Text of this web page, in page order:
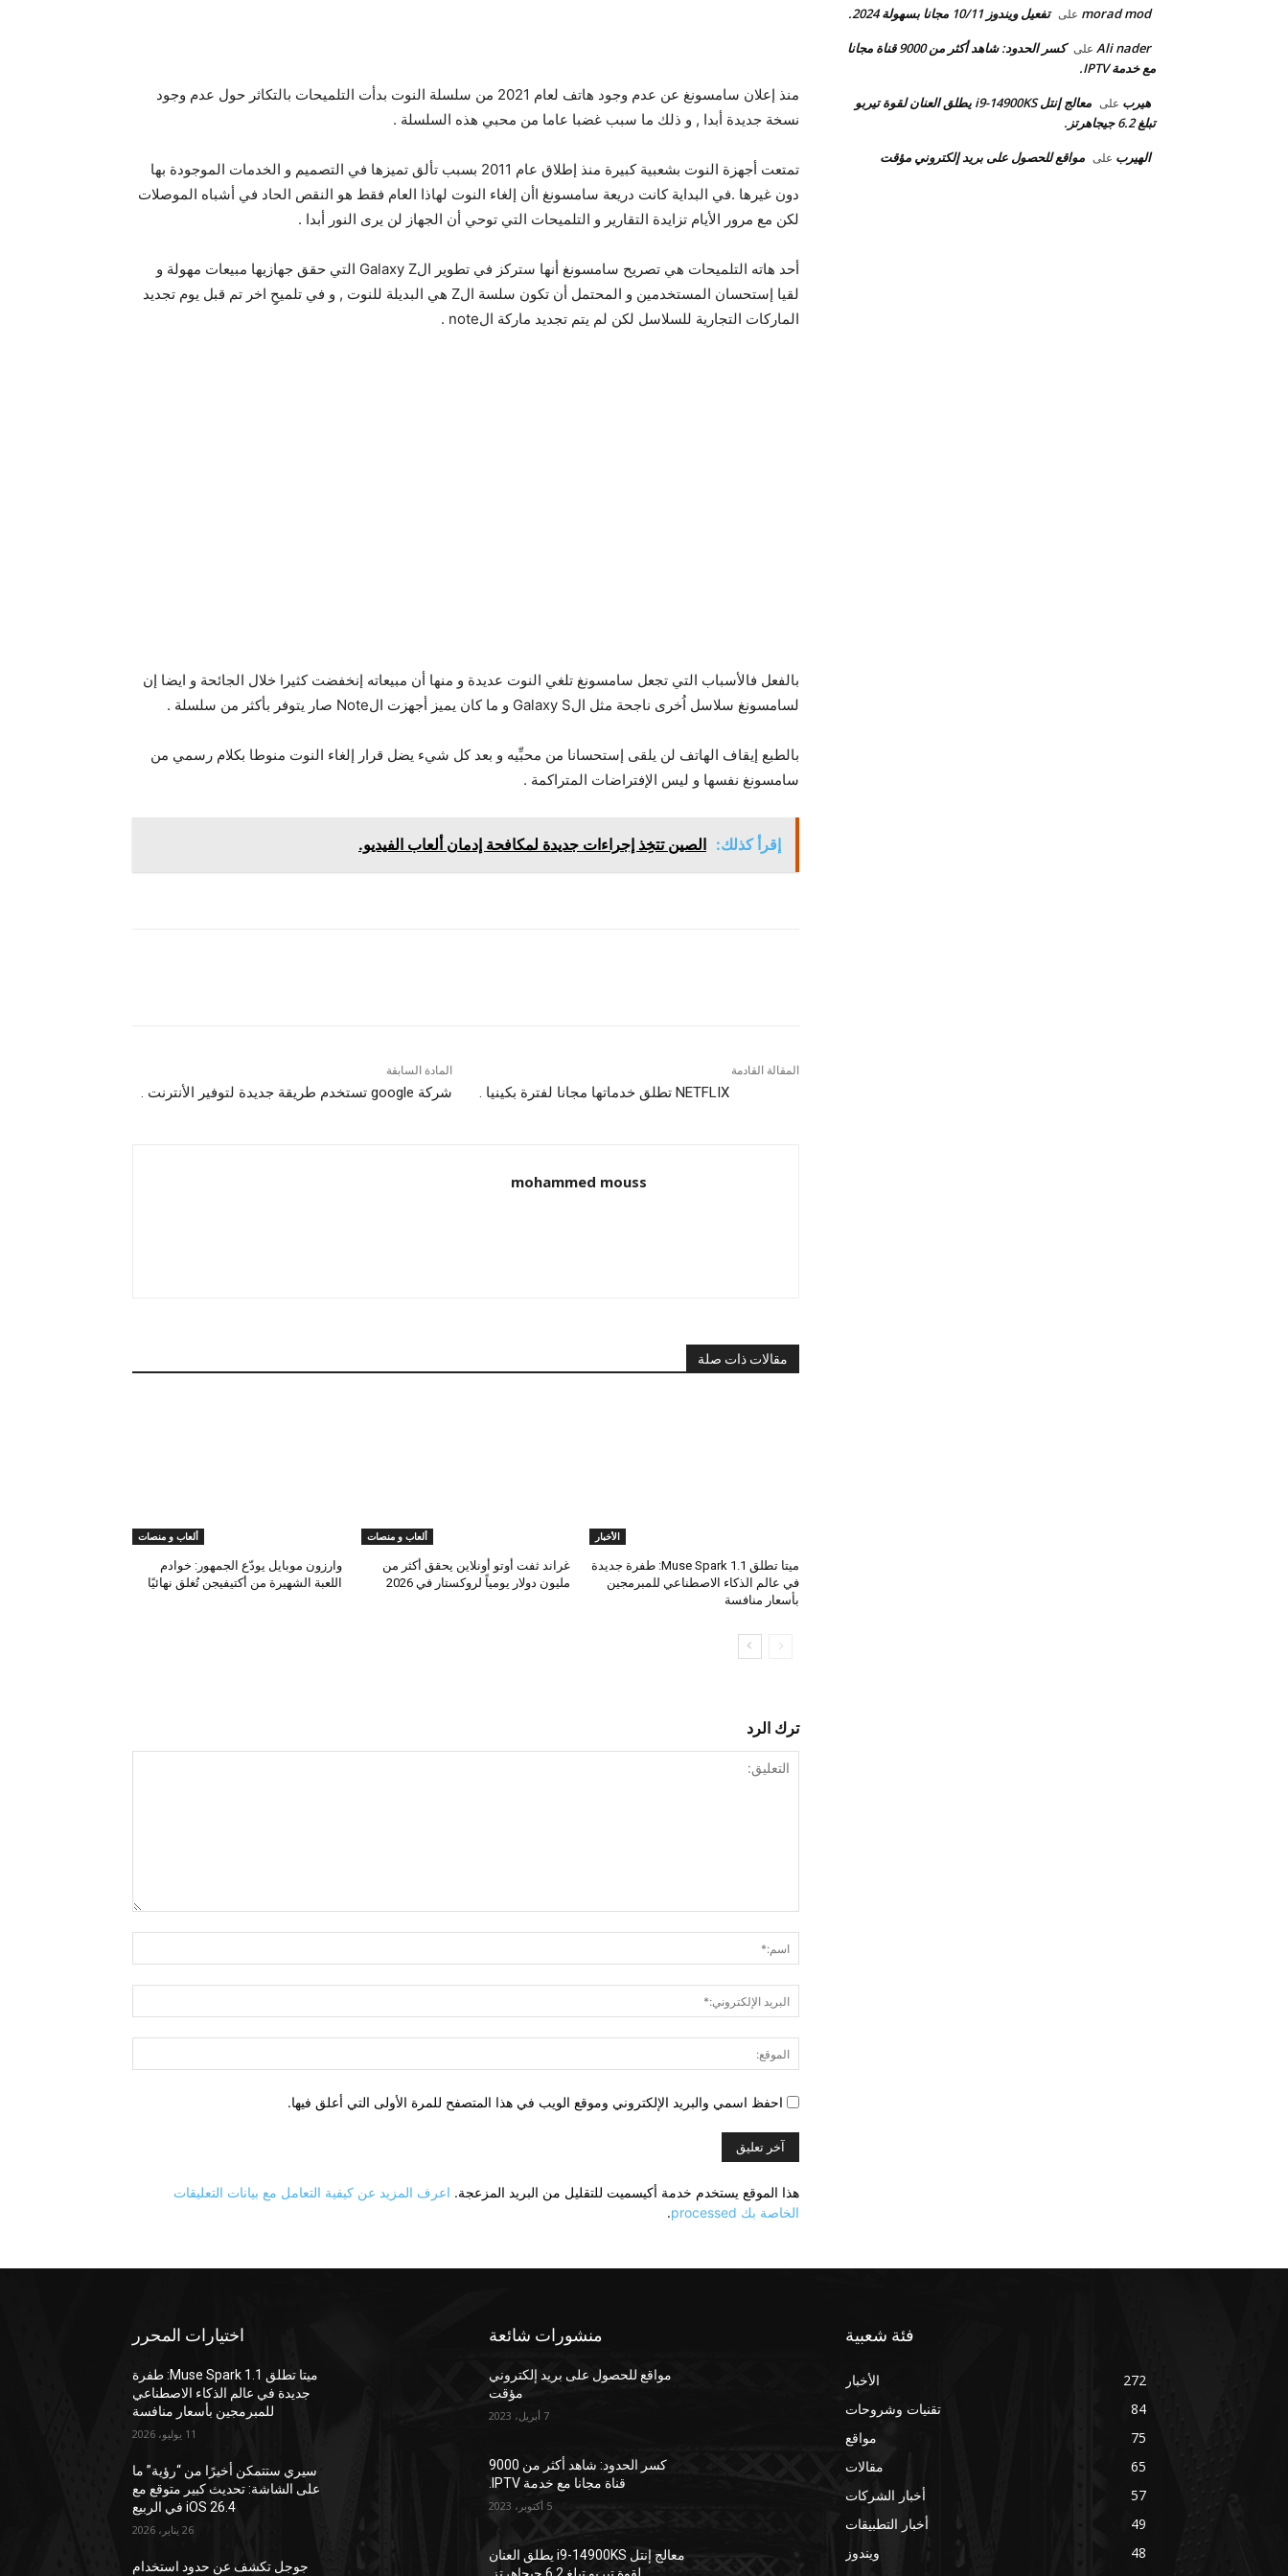
منذ إعلان سامسونغ عن عدم وجود هاتف لعام 2021 من سلسلة النوت بدأت التلميحات بالتكاثر حول عدم وجود
نسخة جديدة أبدا , و ذلك ما سبب غضبا عاما من محبي هذه السلسلة .
تمتعت أجهزة النوت بشعبية كبيرة منذ إطلاق عام 2011 بسبب تألق تميزها في التصميم و الخدمات الموجودة بها
دون غيرها .في البداية كانت دريعة سامسونغ اأن إلغاء النوت لهاذا العام فقط هو النقص الحاد في أشباه الموصلات
لكن مع مرور الأيام تزايدة التقارير و التلميحات التي توحي أن الجهاز لن يرى النور أبدا .
أحد هاته التلميحات هي تصريح سامسونغ أنها ستركز في تطوير الGalaxy Z التي حقق جهازيها مبيعات مهولة و
لقيا إستحسان المستخدمين و المحتمل أن تكون سلسة الZ هي البديلة للنوت , و في تلميحِِ اخر تم قبل يوم تجديد
الماركات التجارية للسلاسل لكن لم يتم تجديد ماركة الnote .
بالفعل فالأسباب التي تجعل سامسونغ تلغي النوت عديدة و منها أن مبيعاته إنخفضت كثيرا خلال الجائحة و ايضا إن
لسامسونغ سلاسل اُخرى ناجحة مثل الGalaxy S و ما كان يميز أجهزت الNote صار يتوفر بأكثر من سلسلة .
بالطبع إيقاف الهاتف لن يلقى إستحسانا من محبِّيه و بعد كل شيء يضل قرار إلغاء النوت منوطا بكلام رسمي من
سامسونغ نفسها و ليس الإفتراضات المتراكمة .
إقرأ كذلك: الصين تتخِذ إجراءات جديدة لمكافحة إدمان ألعاب الفيديو.
المادة السابقة
شركة google تستخدم طريقة جديدة لتوفير الأنترنت .
المقالة القادمة
NETFLIX تطلق خدماتها مجانا لفترة بكينيا .
mohammed mouss
مقالات ذات صلة
الأخبار
ميتا تطلق Muse Spark 1.1: طفرة جديدة
في عالم الذكاء الاصطناعي للمبرمجين
بأسعار منافسة
ألعاب و منصات
غراند ثفت أوتو أونلاين يحقق أكثر من
مليون دولار يومياً لروكستار في 2026
ألعاب و منصات
وارزون موبايل يودّع الجمهور: خوادم
اللعبة الشهيرة من أكتيفيجن تُغلق نهائيًا
ترك الرد
الإلكتروني:*
احفظ اسمي والبريد الإلكتروني وموقع الويب في هذا المتصفح للمرة الأولى التي أعلق فيها.
هذا الموقع يستخدم خدمة أكيسميت للتقليل من البريد المزعجة. اعرف المزيد عن كيفية التعامل مع بيانات التعليقات
الخاصة بك processed
.
morad mod على تفعيل ويندوز 10/11 مجانا بسهولة 2024.
Ali nader على
كسر الحدود: شاهد أكثر من 9000 قناة مجانا
مع خدمة IPTV.
هيرب على
معالج إنتل i9-14900KS يطلق العنان لقوة تيربو
تبلغ 6.2 جيجاهرتز.
الهيرب على مواقع للحصول على بريد إلكتروني مؤقت
اختيارات المحرر
ميتا تطلق Muse Spark 1.1: طفرة
جديدة في عالم الذكاء الاصطناعي
للمبرمجين بأسعار منافسة
11 يوليو، 2026
سيري ستتمكن أخيرًا من “رؤية” ما
على الشاشة: تحديث كبير متوقع مع
iOS 26.4 في الربيع
26 يناير، 2026
جوجل تكشف عن حدود استخدام
منشورات شائعة
مواقع للحصول على بريد إلكتروني
مؤقت
7 أبريل، 2023
كسر الحدود: شاهد أكثر من 9000
قناة مجانا مع خدمة IPTV.
5 أكتوبر، 2023
معالج إنتل i9-14900KS يطلق العنان
فئة شعبية
الأخبار
272
تقنيات وشروحات
84
مواقع
75
مقالات
65
أخبار الشركات
57
أخبار التطبيقات
49
ويندوز
48